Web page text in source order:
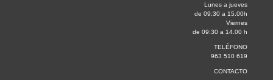
Lunes a jueves
de 09:30 a 15.00h
Viernes
de 09:30 a 14.00 h
TELÉFONO
963 510 619
CONTACTO